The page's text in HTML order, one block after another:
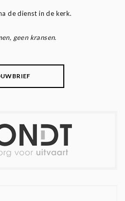
de dienst in de kerk.
geen kransen.